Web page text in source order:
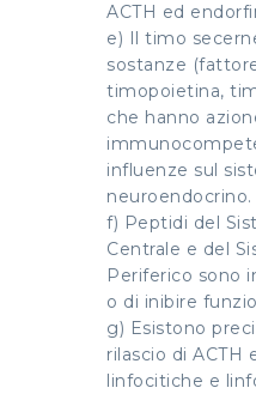
ACTH ed
e) Il timo
sostanze
timopoietina,
che hanno
influenze sul
neuroendocrino.
f) Peptidi del
Centrale e del
Periferico sono
o di inibire
g) Esistono
rilascio di ACTH
linfocitiche e